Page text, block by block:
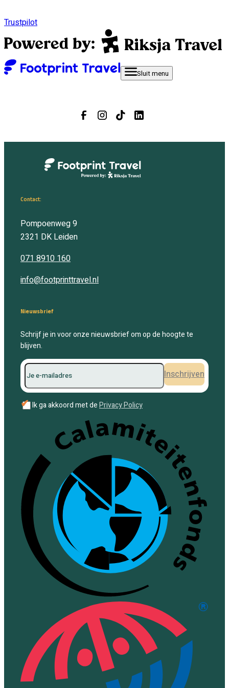
Trustpilot
Sluitmenu
Contact:
Pompoenweg 9
2321 DK Leiden
071 8910 160
info@footprinttravel.nl
Nieuwsbrief
Schrijf je in voor onze nieuwsbrief om op de hoogte te
blijven.
Inschrijven
✔ Ik ga akkoord met dePrivacy Policy